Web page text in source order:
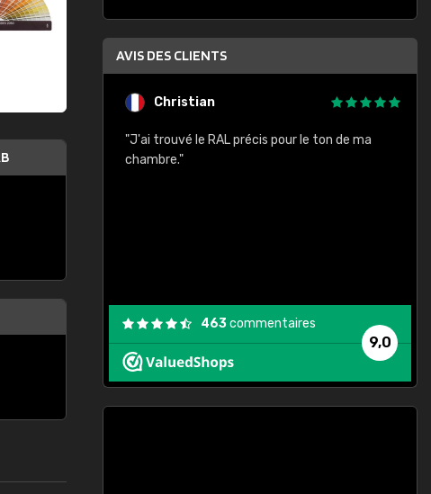
AVIS DES CLIENTS
quels
plusieurs
etc. On ne
s'est
convient."
Christian
"J'ai trouvé le RAL précis pour le ton de ma
chambre."
9,0
463commentaires